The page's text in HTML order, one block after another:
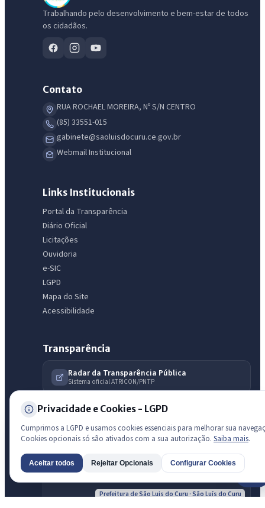
Trabalhando pelo desenvolvimento e bem-estar de todos
os cidadãos.
Contato
RUA ROCHAEL MOREIRA, Nº S/N CENTRO
(85) 33551-015
gabinete@saoluisdocuru.ce.gov.br
Webmail Institucional
Links Institucionais
Portal da Transparência
Diário Oficial
Licitações
Ouvidoria
e-SIC
LGPD
Mapa do Site
Acessibilidade
Transparência
Radar da Transparência Pública
Sistema oficial ATRICON/PNTP
Diagnóstico Atricon
Índice de transparência
Prefeitura de São Luis do Curu · São Luís do Curu
Privacidade e Cookies - LGPD
Cumprimos a LGPD e usamos cookies essenciais para melhorar sua
Cookies opcionais só são ativados com a sua autorização. Saiba mais.
Aceitar todos Rejeitar Opcionais Configurar Cookies
IntGest AI
Olá. Pergunte sobre serviços, notícias, legislação, Diário Oficial,
licitações, estrutura ou transparência do município.
Licitações abertas